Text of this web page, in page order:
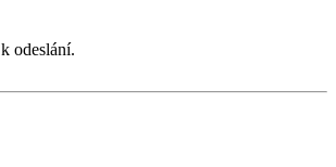
odeslání.